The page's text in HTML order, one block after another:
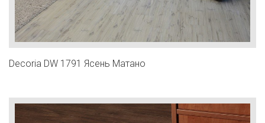
Decoria DW 1791 Ясень Матано